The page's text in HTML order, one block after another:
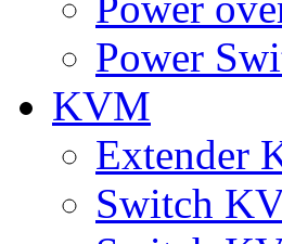
Power
KVM
Extender
Switch